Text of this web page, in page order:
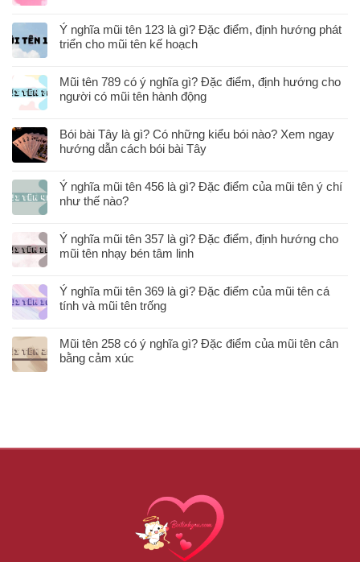
Ý nghĩa mũi tên 123 là gì? Đặc điểm, định hướng phát
triển cho mũi tên kế hoạch
Mũi tên 789 có ý nghĩa gì? Đặc điểm, định hướng cho
người có mũi tên hành động
Bói bài Tây là gì? Có những kiểu bói nào? Xem ngay
hướng dẫn cách bói bài Tây
Ý nghĩa mũi tên 456 là gì? Đặc điểm của mũi tên ý chí
như thế nào?
Ý nghĩa mũi tên 357 là gì? Đặc điểm, định hướng cho
mũi tên nhạy bén tâm linh
Ý nghĩa mũi tên 369 là gì? Đặc điểm của mũi tên cá
tính và mũi tên trống
Mũi tên 258 có ý nghĩa gì? Đặc điểm của mũi tên cân
bằng cảm xúc